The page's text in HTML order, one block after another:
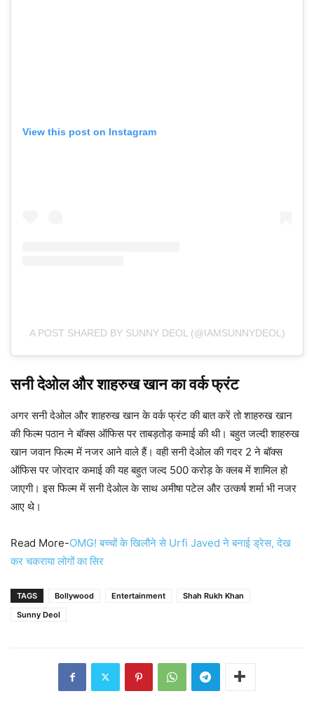
View this post on Instagram
A POST SHARED BY SUNNY DEOL (@IAMSUNNYDEOL)
सनी देओल और शाहरुख खान का वर्क फ्रंट
अगर सनी देओल और शाहरुख खान के वर्क फ्रंट की बात करें तो शाहरुख खान
की फिल्म पठान ने बॉक्स ऑफिस पर ताबड़तोड़ कमाई की थी। बहुत जल्दी शाहरुख
खान जवान फिल्म में नजर आने वाले हैं। वही सनी देओल की गदर 2 ने बॉक्स
ऑफिस पर जोरदार कमाई की यह बहुत जल्द 500 करोड़ के क्लब में शामिल हो
जाएगी। इस फिल्म में सनी देओल के साथ अमीषा पटेल और उत्कर्ष शर्मा भी नजर
आए थे।
Read More-OMG! बच्चों के खिलौने से Urfi Javed ने बनाई ड्रेस, देख
कर चकराया लोगों का सिर
TAGS Bollywood Entertainment
Shah Rukh Khan
Sunny Deol